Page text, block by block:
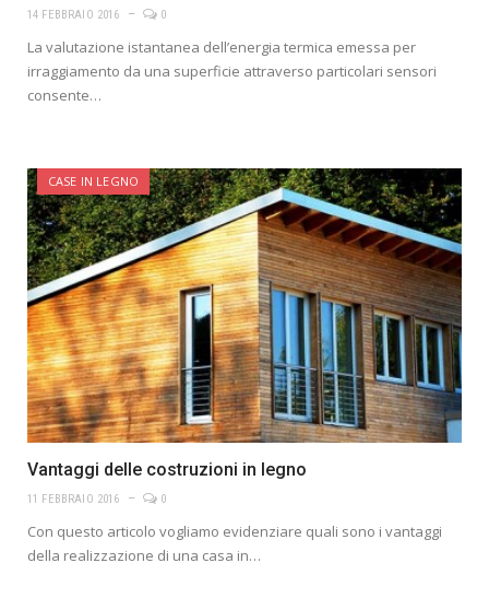
14 FEBBRAIO 2016 0
La valutazione istantanea dell’energia termica emessa per
irraggiamento da una superficie attraverso particolari sensori
consente…
CASE IN LEGNO
Vantaggi delle costruzioni in legno
11 FEBBRAIO 2016 0
Con questo articolo vogliamo evidenziare quali sono i vantaggi
della realizzazione di una casa in…